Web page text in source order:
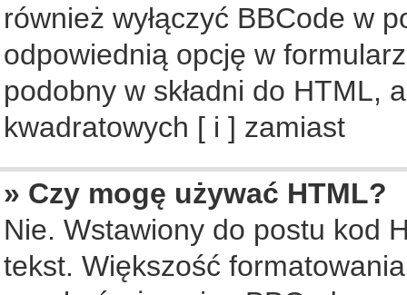
również wyłączyć BBCode w
odpowiednią opcję w
podobny w składni do HTML,
kwadratowych [ i ] zamiast
» Czy mogę używać HTML?
Nie. Wstawiony do postu kod
tekst. Większość